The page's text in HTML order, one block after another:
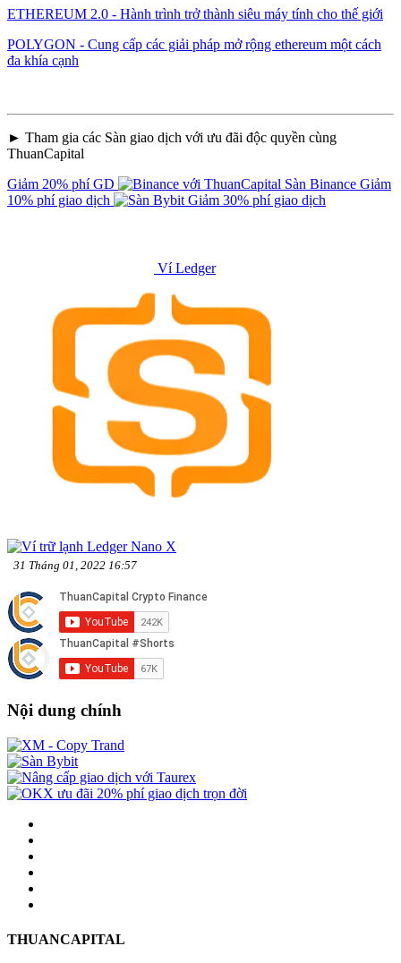
ETHEREUM 2.0 - Hành trình trở thành siêu máy tính cho thế giới
POLYGON - Cung cấp các giải pháp mở rộng ethereum một cách
đa khía cạnh
► Tham gia các Sàn giao dịch với ưu đãi độc quyền cùng
ThuanCapital
Giảm 20% phí GD
Sàn Binance Giảm
10% phí giao dịch
Giảm 30% phí giao dịch
Ví Ledger
31 Tháng 01, 2022 16:57
Nội dung chính
THUANCAPITAL